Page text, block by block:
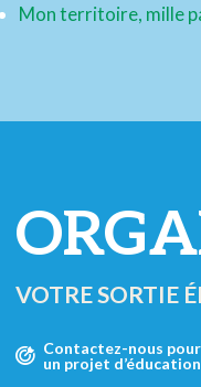
Mon territoire, mille
VOTRE SORTIE
Contactez-nous
un projet